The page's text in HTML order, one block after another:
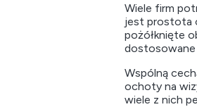
Wiele firm
jest prostota
pożółknięte
dostosowane
Wspólną
ochoty na
wiele z nich